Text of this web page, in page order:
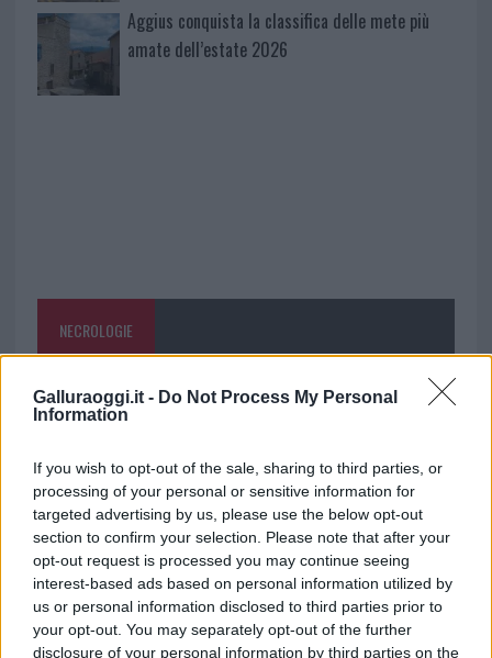
Galluraoggi.it - Do Not Process My Personal
Information
If you wish to opt-out of the sale, sharing to third parties, or
processing of your personal or sensitive information for
targeted advertising by us, please use the below opt-out
section to confirm your selection. Please note that after your
opt-out request is processed you may continue seeing
interest-based ads based on personal information utilized by
us or personal information disclosed to third parties prior to
your opt-out. You may separately opt-out of the further
disclosure of your personal information by third parties on the
Aggius conquista la classifica delle mete più
amate dell’estate 2026
NECROLOGIE
Mario Malu
Paolo Pinna
Martina Agostina Diturco